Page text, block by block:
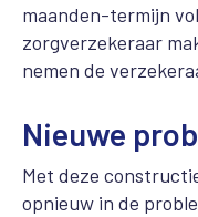
maanden-termijn
zorgverzekeraar
nemen de
Nieuwe
Met deze
opnieuw in de